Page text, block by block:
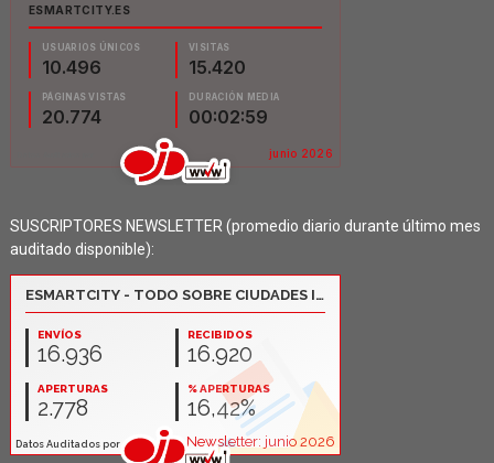
SUSCRIPTORES NEWSLETTER (promedio diario durante último mes
auditado disponible):